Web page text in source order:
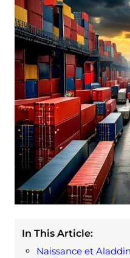
In This Article:
Naissance et